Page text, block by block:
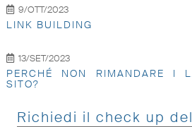
9/OTT/2023
LINK BUILDING
13/SET/2023
PERCHÉ NON RIMANDARE I
SITO?
Richiedi il check up